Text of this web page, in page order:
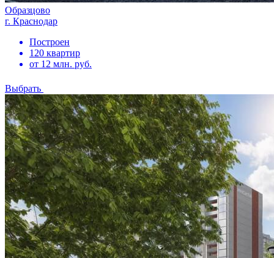
Образцово
г. Краснодар
Построен
120 квартир
от 12 млн. руб.
Выбрать